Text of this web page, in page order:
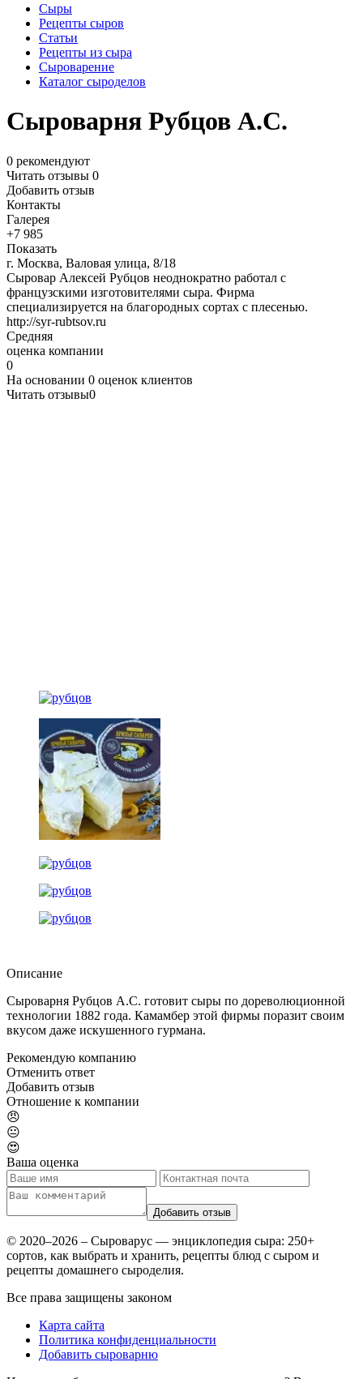
Сыры
Рецепты сыров
Статьи
Рецепты из сыра
Сыроварение
Каталог сыроделов
Сыроварня Рубцов А.С.
0 рекомендуют
Читать отзывы 0
Добавить отзыв
Контакты
Галерея
+7 985
Показать
г. Москва, Валовая улица, 8/18
Сыровар Алексей Рубцов неоднократно работал с
французскими изготовителями сыра. Фирма
специализируется на благородных сортах с плесенью.
http://syr-rubtsov.ru
Средняя
оценка компании
0
На основании 0 оценок клиентов
Читать отзывы0
Описание
Сыроварня Рубцов А.С. готовит сыры по дореволюционной
технологии 1882 года. Камамбер этой фирмы поразит своим
вкусом даже искушенного гурмана.
Рекомендую компанию
Отменить ответ
Добавить отзыв
Отношение к компании
😠
😐
😍
Ваша оценка
© 2020–2026 – Сыроварус — энциклопедия сыра: 250+
сортов, как выбрать и хранить, рецепты блюд с сыром и
рецепты домашнего сыроделия.
Все права защищены законом
Карта сайта
Политика конфиденциальности
Добавить сыроварню